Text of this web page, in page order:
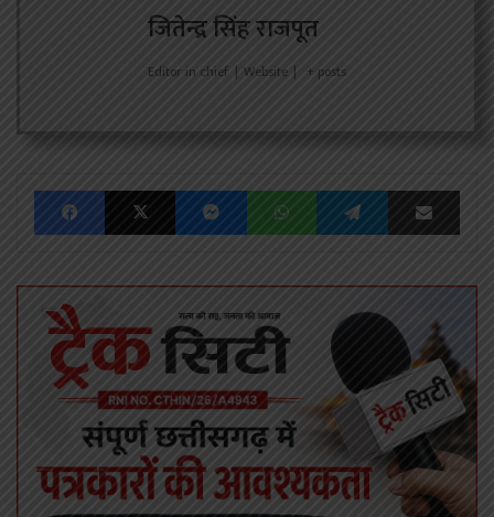
जितेन्द्र सिंह राजपूत
Editor in chief | Website | + posts
FacebookX MessengerWhatsAppTelegram Share via Email